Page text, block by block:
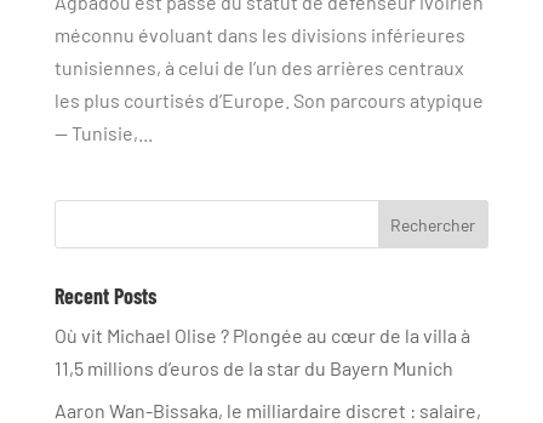
méconnu évoluant dans les divisions inférieures
tunisiennes, à celui de l’un des arrières centraux
les plus courtisés d’Europe. Son parcours atypique
— Tunisie,...
Rechercher
Recent Posts
Où vit Michael Olise ? Plongée au cœur de la villa à
11,5 millions d’euros de la star du Bayern Munich
Aaron Wan-Bissaka, le milliardaire discret : salaire,